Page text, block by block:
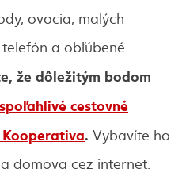
ovocia, malých
a obľúbené
že dôležitým bodom
spoľahlivé cestovné
. Vybavíte ho
domova cez internet.